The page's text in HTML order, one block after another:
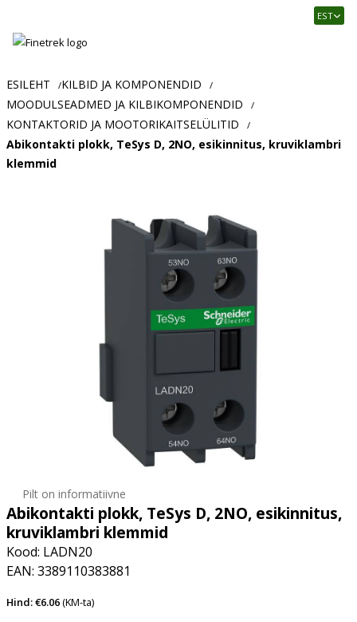
Usaldusväärne
ja
tööstusautomaatika
pood
EST
ESILEHT /KILBID JA KOMPONENDID /
MOODULSEADMED JA KILBIKOMPONENDID /
KONTAKTORID JA MOOTORIKAITSELÜLITID /
Abikontakti plokk, TeSys D, 2NO, esikinnitus, kruviklambri
klemmid
Pilt on informatiivne
Abikontakti plokk, TeSys D, 2NO, esikinnitus,
kruviklambri klemmid
Kood: LADN20
EAN: 3389110383881
Hind: €6.06(KM-ta)